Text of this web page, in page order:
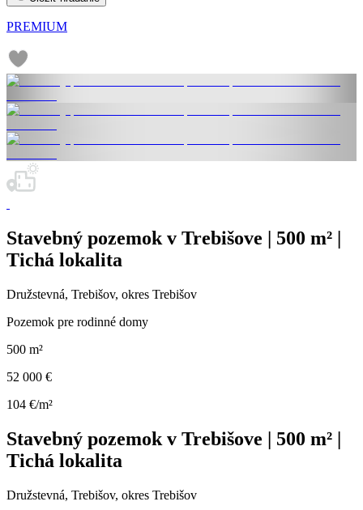
PREMIUM
Stavebný pozemok v Trebišove | 500 m² |
Tichá lokalita
Družstevná, Trebišov, okres Trebišov
Pozemok pre rodinné domy
500 m²
52 000 €
104 €/m²
Stavebný pozemok v Trebišove | 500 m² |
Tichá lokalita
Družstevná, Trebišov, okres Trebišov